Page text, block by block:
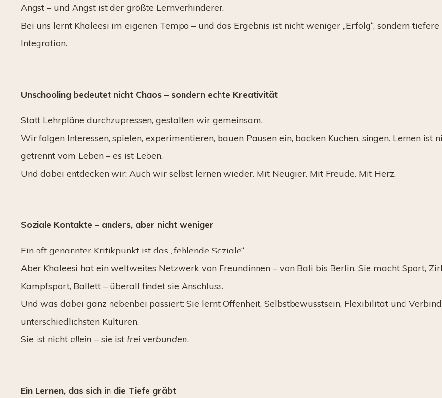
Angst – und Angst ist der größte Lernverhinderer.
Bei uns lernt Khaleesi im eigenen Tempo – und das Ergebnis ist nicht weniger „Erfolg“, sondern tiefere
Integration.
Unschooling bedeutet nicht Chaos – sondern echte Kreativität
Statt Lehrpläne durchzupressen, gestalten wir gemeinsam.
Wir folgen Interessen, spielen, experimentieren, bauen Pausen ein, backen Kuchen, singen. Lernen ist
getrennt vom Leben – es ist Leben.
Und dabei entdecken wir: Auch wir selbst lernen wieder. Mit Neugier. Mit Freude. Mit Herz.
Soziale Kontakte – anders, aber nicht weniger
Ein oft genannter Kritikpunkt ist das „fehlende Soziale“.
Aber Khaleesi hat ein weltweites Netzwerk von Freundinnen – von Bali bis Berlin. Sie macht Sport,
Kampfsport, Ballett – überall findet sie Anschluss.
Und was dabei ganz nebenbei passiert: Sie lernt Offenheit, Selbstbewusstsein, Flexibilität und
unterschiedlichsten Kulturen.
Sie ist nicht allein – sie ist frei verbunden.
Ein Lernen, das sich in die Tiefe gräbt